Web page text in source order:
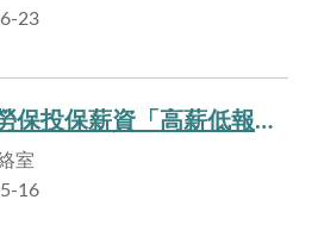
23
勞保局積極查核勞保投保薪資「高薪低報」，以保障勞工給付權益。
室
16